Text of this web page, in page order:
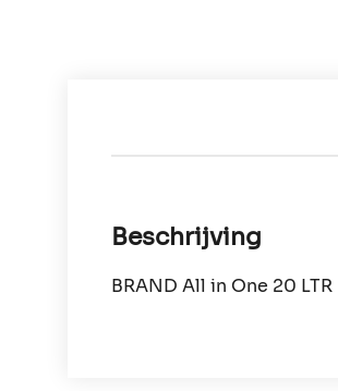
Beschrijving
BRAND All in One 20 LTR